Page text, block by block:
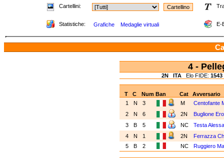
Cartellini:
Statistiche: Grafiche Medaglie virtuali E-
4 -
2N ITA Elo FIDE: 1543
T C Num Ban Cat
Avversario
1
N 3 M
Centofante
2
N 6 2N
Buglione
3
B 5 NC
Testa
4
N 1 2N
Ferrazza
5
B 2 NC Ruggiero